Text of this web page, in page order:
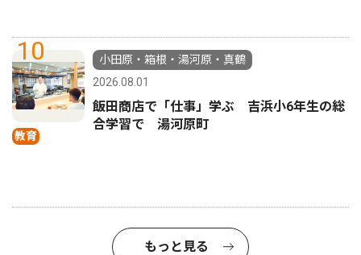
10
教育
小田原・箱根・湯河原・真鶴
2026.08.01
飯田商店で「仕事」学ぶ 吉浜小6年生の総
合学習で 湯河原町
もっと見る